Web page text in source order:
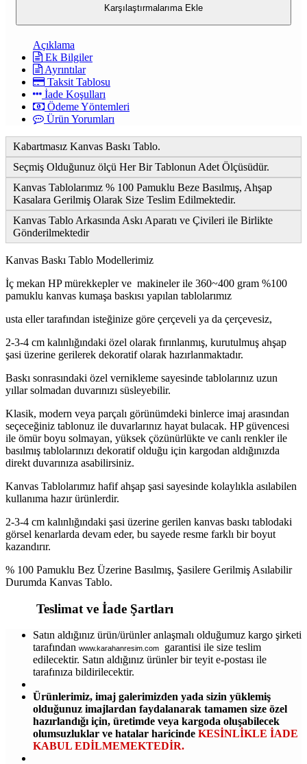
Karşılaştırmalarıma Ekle
Açıklama
Ek Bilgiler
Ayrıntılar
Taksit Tablosu
İade Koşulları
Ödeme Yöntemleri
Ürün Yorumları
Kabartmasız Kanvas Baskı Tablo.
Seçmiş Olduğunuz ölçü Her Bir Tablonun Adet Ölçüsüdür.
Kanvas Tablolarımız % 100 Pamuklu Beze Basılmış, Ahşap
Kasalara Gerilmiş Olarak Size Teslim Edilmektedir.
Kanvas Tablo Arkasında Askı Aparatı ve Çivileri ile Birlikte
Gönderilmektedir
Kanvas Baskı Tablo Modellerimiz
İç mekan HP mürekkepler ve makineler ile 360~400 gram %100
pamuklu kanvas kumaşa baskısı yapılan tablolarımız
usta eller tarafından isteğinize göre çerçeveli ya da çerçevesiz,
2-3-4 cm kalınlığındaki özel olarak fırınlanmış, kurutulmuş ahşap
şasi üzerine gerilerek dekoratif olarak hazırlanmaktadır.
Baskı sonrasındaki özel vernikleme sayesinde tablolarınız uzun
yıllar solmadan duvarınızı süsleyebilir.
Klasik, modern veya parçalı görünümdeki binlerce imaj arasından
seçeceğiniz tablonuz ile duvarlarınız hayat bulacak. HP güvencesi
ile ömür boyu solmayan, yüksek çözünürlükte ve canlı renkler ile
basılmış tablolarınızı dekoratif olduğu için kargodan aldığınızda
direkt duvarınıza asabilirsiniz.
Kanvas Tablolarımız hafif ahşap şasi sayesinde kolaylıkla asılabilen
kullanıma hazır ürünlerdir.
2-3-4 cm kalınlığındaki şasi üzerine gerilen kanvas baskı tablodaki
görsel kenarlarda devam eder, bu sayede resme farklı bir boyut
kazandırır.
% 100 Pamuklu Bez Üzerine Basılmış, Şasilere Gerilmiş Asılabilir
Durumda Kanvas Tablo.
Teslimat ve İade Şartları
Satın aldığınız ürün/ürünler anlaşmalı olduğumuz kargo şirketi
tarafından www.karahanresim.com
garantisi ile size teslim
edilecektir. Satın aldığınız ürünler bir teyit e-postası ile
tarafınıza bildirilecektir.
Ürünlerimiz, imaj galerimizden yada sizin yüklemiş
olduğunuz imajlardan faydalanarak tamamen size özel
hazırlandığı için, üretimde veya kargoda oluşabilecek
olumsuzluklar ve hatalar haricinde KESİNLİKLE İADE
KABUL EDİLMEMEKTEDİR.